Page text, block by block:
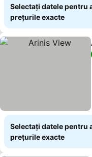
Selectați datele pentru
prețurile exacte
Selectați datele pentru
prețurile exacte